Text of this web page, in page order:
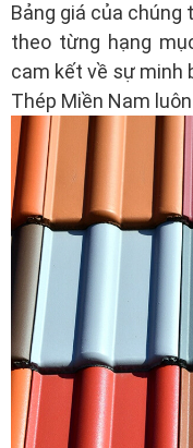
Bảng giá của
theo từng hạng
cam kết về sự minh
Thép Miền Nam